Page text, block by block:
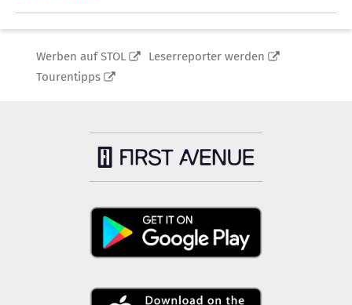
Werben auf STOL
Leserreporter werden
Tourentipps